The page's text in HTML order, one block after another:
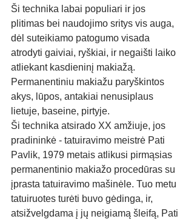
Ši technika labai populiari ir jos
plitimas bei naudojimo sritys vis auga,
dėl suteikiamo patogumo visada
atrodyti gaiviai, ryškiai, ir negaišti laiko
atliekant kasdieninį makiažą.
Permanentiniu makiažu paryškintos
akys, lūpos, antakiai nenusiplaus
lietuje, baseine, pirtyje.
Ši technika atsirado XX amžiuje, jos
pradininkė - tatuiravimo meistrė Pati
Pavlik, 1979 metais atlikusi pirmąsias
permanentinio makiažo procedūras su
įprasta tatuiravimo mašinėle. Tuo metu
tatuiruotes turėti buvo gėdinga, ir,
atsižvelgdama į jų neigiamą šleifą, Pati